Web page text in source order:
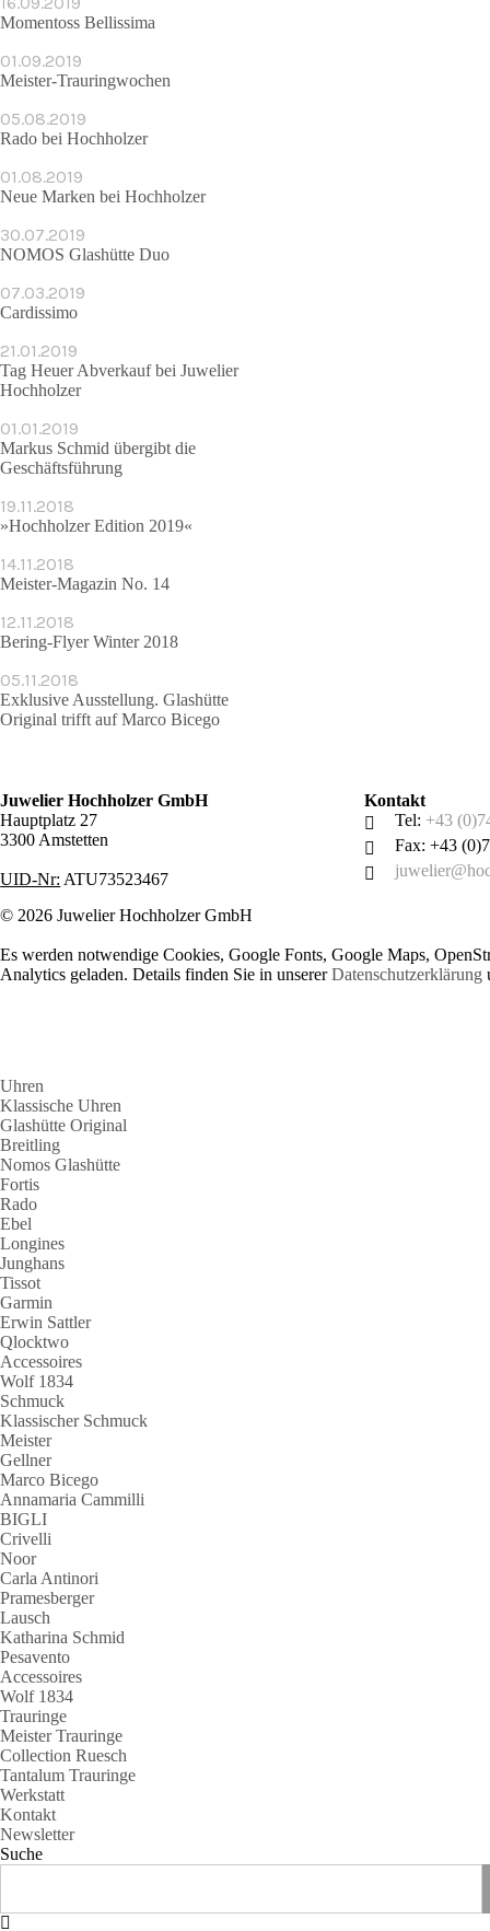
Momentoss Bellissima
01.09.2019
Meister-Trauringwochen
05.08.2019
Rado bei Hochholzer
01.08.2019
Neue Marken bei Hochholzer
30.07.2019
NOMOS Glashütte Duo
07.03.2019
Cardissimo
21.01.2019
Tag Heuer Abverkauf bei Juwelier
Hochholzer
01.01.2019
Markus Schmid übergibt die
Geschäfts­führung
19.11.2018
»Hochholzer Edition 2019«
14.11.2018
Meister-Magazin No. 14
12.11.2018
Bering-Flyer Winter 2018
05.11.2018
Exklusive Ausstellung. Glashütte
Original trifft auf Marco Bicego
Juwelier Hochholzer GmbH
Hauptplatz 27
3300 Amstetten
UID-Nr: ATU73523467
Kontakt
Tel: +43
Fax: +43
© 2026 Juwelier Hochholzer GmbH
Es werden notwendige Cookies, Google Fonts, Google Maps,
Analytics geladen. Details finden Sie in unsererDatenschutzerklärung
Uhren
Klassische Uhren
Glashütte Original
Breitling
Nomos Glashütte
Fortis
Rado
Ebel
Longines
Junghans
Tissot
Garmin
Erwin Sattler
Qlocktwo
Accessoires
Wolf 1834
Schmuck
Klassischer Schmuck
Meister
Gellner
Marco Bicego
Annamaria Cammilli
BIGLI
Crivelli
Noor
Carla Antinori
Pramesberger
Lausch
Katharina Schmid
Pesavento
Accessoires
Wolf 1834
Trauringe
Meister Trauringe
Collection Ruesch
Tantalum Trauringe
Werkstatt
Kontakt
Newsletter
Suche